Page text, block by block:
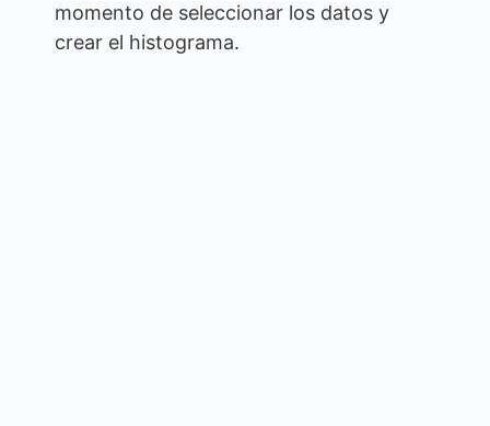
momento de seleccionar los datos y
crear el histograma.